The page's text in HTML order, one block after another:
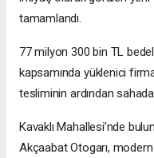
tamamlandı.
77 milyon 300 bin TL
kapsamında yüklenici
tesliminin ardından
Kavaklı Mahallesi’nde
Akçaabat Otogarı,